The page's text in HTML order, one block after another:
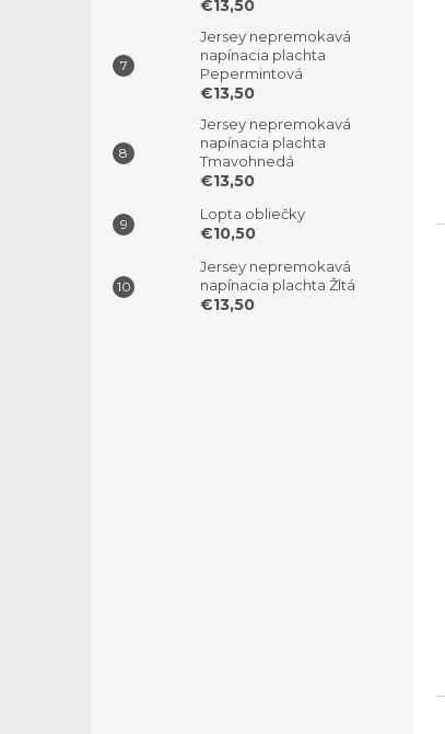
€13,50
Jersey nepremokavá
napínacia plachta
Pepermintová
€13,50
Jersey nepremokavá
napínacia plachta
Tmavohnedá
€13,50
Lopta obliečky
€10,50
Jersey nepremokavá
napínacia plachta Žltá
€13,50